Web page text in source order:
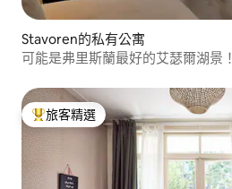
Stavoren的私有公寓
可能是弗里斯蘭最好的艾瑟爾湖景！
旅客精選榜首
旅客精選